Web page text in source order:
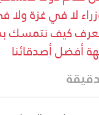
لا في غزة
كيف نتمسك
أفضل أصدقائنا